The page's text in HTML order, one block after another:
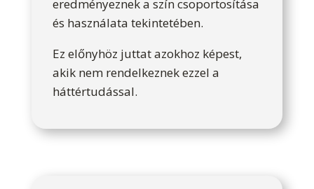
eredményeznek a szín csoportosítása
és használata tekintetében.
Ez előnyhöz juttat azokhoz képest,
akik nem rendelkeznek ezzel a
háttértudással.